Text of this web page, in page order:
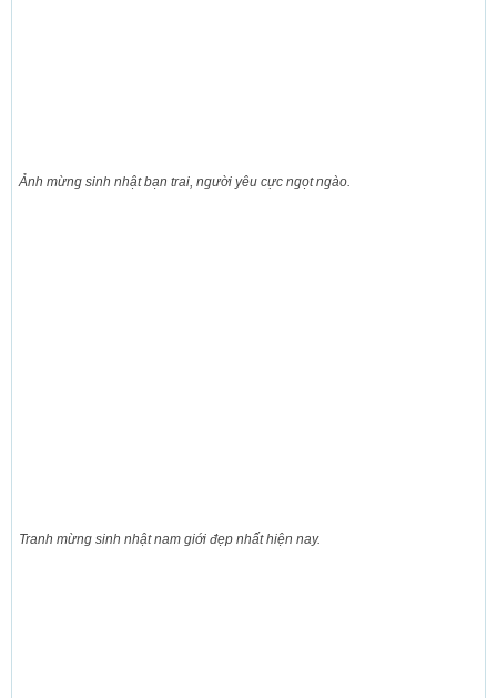
Ảnh mừng sinh nhật bạn trai, người yêu cực ngọt ngào.
Tranh mừng sinh nhật nam giới đẹp nhất hiện nay.